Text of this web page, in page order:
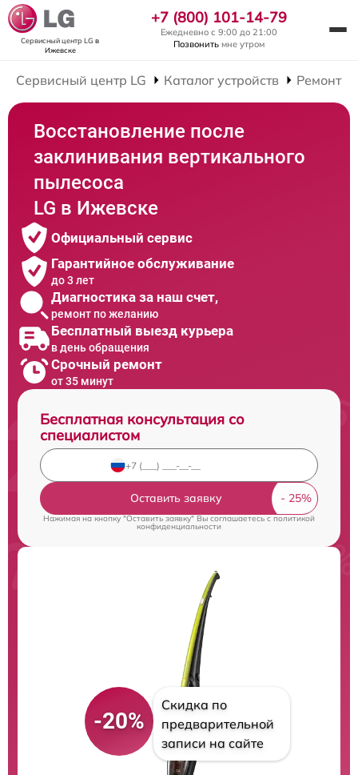
Сервисный центр LG в
Ижевске
+7 (800) 101-14-79
Ежедневно с 9:00 до 21:00
Позвонить мне утром
Сервисный центр LG Каталог устройств Ремонт
Восстановление после
заклинивания вертикального
пылесоса
LG в Ижевске
Официальный сервис
Гарантийное обслуживание
до 3 лет
Диагностика за наш счет,
ремонт по желанию
Бесплатный выезд курьера
в день обращения
Срочный ремонт
от 35 минут
Бесплатная консультация со
специалистом
Оставить заявку
Нажимая на кнопку "Оставить заявку" Вы соглашаетесь cполитикой
конфиденциальности
-20%
Скидка по
предварительной
записи на сайте